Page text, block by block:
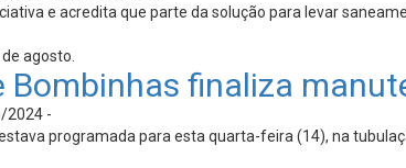
e acredita que parte da solução para levar
agosto.
Bombinhas finaliza
2024 -
programada para esta quarta-feira (14), na